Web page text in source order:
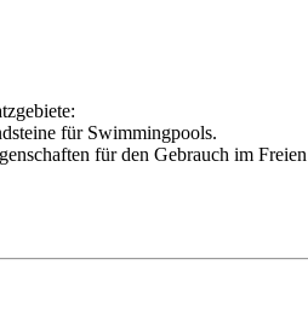
für Swimmingpools.
für den Gebrauch im